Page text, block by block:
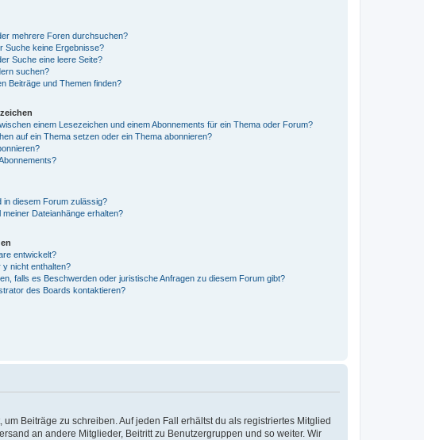
mehrere Foren durchsuchen?
Suche keine Ergebnisse?
Suche eine leere Seite?
suchen?
Beiträge und Themen finden?
einem Lesezeichen und einem Abonnements für ein Thema oder Forum?
auf ein Thema setzen oder ein Thema abonnieren?
in diesem Forum zulässig?
Dateianhänge erhalten?
entwickelt?
y nicht enthalten?
falls es Beschwerden oder juristische Anfragen zu diesem Forum gibt?
des Boards kontaktieren?
Beiträge zu schreiben. Auf jeden Fall erhältst du als registriertes Mitglied
an andere Mitglieder, Beitritt zu Benutzergruppen und so weiter. Wir